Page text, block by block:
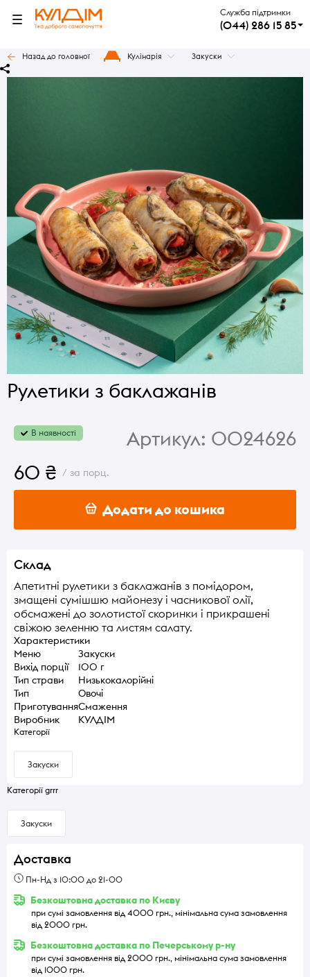
Служба підтримки
(044) 286 15 85
Назад до головної Кулінарія Закуски
Рулетики з баклажанів
В наявності Артикул: 0024626
60 ₴ / за порц.
Додати до кошика
Склад
Апетитні рулетики з баклажанів з помідором,
змащені сумішшю майонезу і часникової олії,
обсмажені до золотистої скоринки і прикрашені
свіжою зеленню та листям салату.
Характеристики
Меню
Закуски
Вихід порції
100 г
Тип страви
Низькокалорійні
Тип
Овочі
ПриготуванняСмаження
Виробник
КУЛДІМ
Категорії
Закуски
Категорії grrr
Закуски
Доставка
Пн-Нд з 10:00 до 21-00
Безкоштовна доставка по Києву
при сумі замовлення від 4000 грн., мінімальна сума замовлення
від 2000 грн.
Безкоштовна доставка по Печерському р-ну
при сумі замовлення від 2000 грн., мінімальна сума замовлення
від 1000 грн.